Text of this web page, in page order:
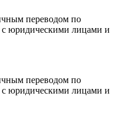
переводом по
с юридическими лицами и
переводом по
с юридическими лицами и